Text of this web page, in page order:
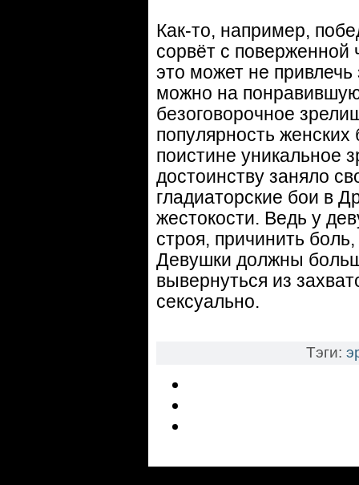
Как-то, например,
сорвёт с поверженной
это может не
можно на
безоговорочное
популярность
поистине уникальное
достоинству заняло
гладиаторские бои в
жестокости. Ведь у
строя, причинить
Девушки должны
вывернуться из
сексуально.
Тэги: